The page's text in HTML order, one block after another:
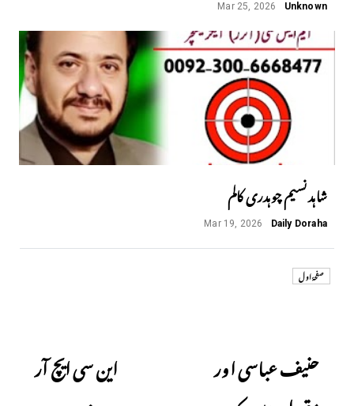
Unknown
Mar 25, 2026
شاہد نسیم چوہدری کالم
Daily Doraha
Mar 19, 2026
صفحۂ اول
حنیف عباسی اور
این سی ایچ آر